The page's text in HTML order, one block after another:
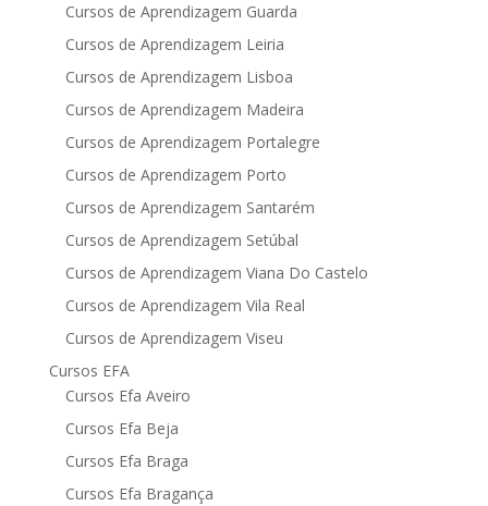
Cursos de Aprendizagem Guarda
Cursos de Aprendizagem Leiria
Cursos de Aprendizagem Lisboa
Cursos de Aprendizagem Madeira
Cursos de Aprendizagem Portalegre
Cursos de Aprendizagem Porto
Cursos de Aprendizagem Santarém
Cursos de Aprendizagem Setúbal
Cursos de Aprendizagem Viana Do Castelo
Cursos de Aprendizagem Vila Real
Cursos de Aprendizagem Viseu
Cursos EFA
Cursos Efa Aveiro
Cursos Efa Beja
Cursos Efa Braga
Cursos Efa Bragança